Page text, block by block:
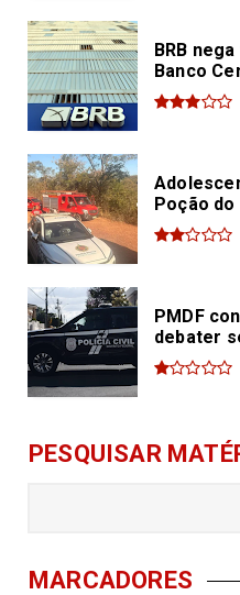
BRB
Banco
Poção do
PMDF
debater
PESQUISAR
MARCADORES